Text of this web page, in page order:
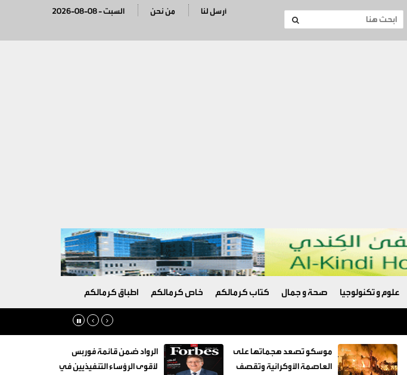
2026-08-08 - السبت من نحن أرسل لنا
علوم و تكنولوجيا صحة و جمال كتاب كرمالكم خاص كرمالكم اطباق كرمالكم
موسكو تصعد هجماتها على
العاصمة الأوكرانية وتقصف
الرواد ضمن قائمة فوربس
لأقوى الرؤساء التنفيذيين في